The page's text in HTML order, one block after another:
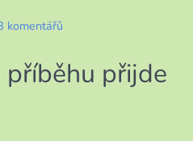
komentářů
s
příběhu přijde